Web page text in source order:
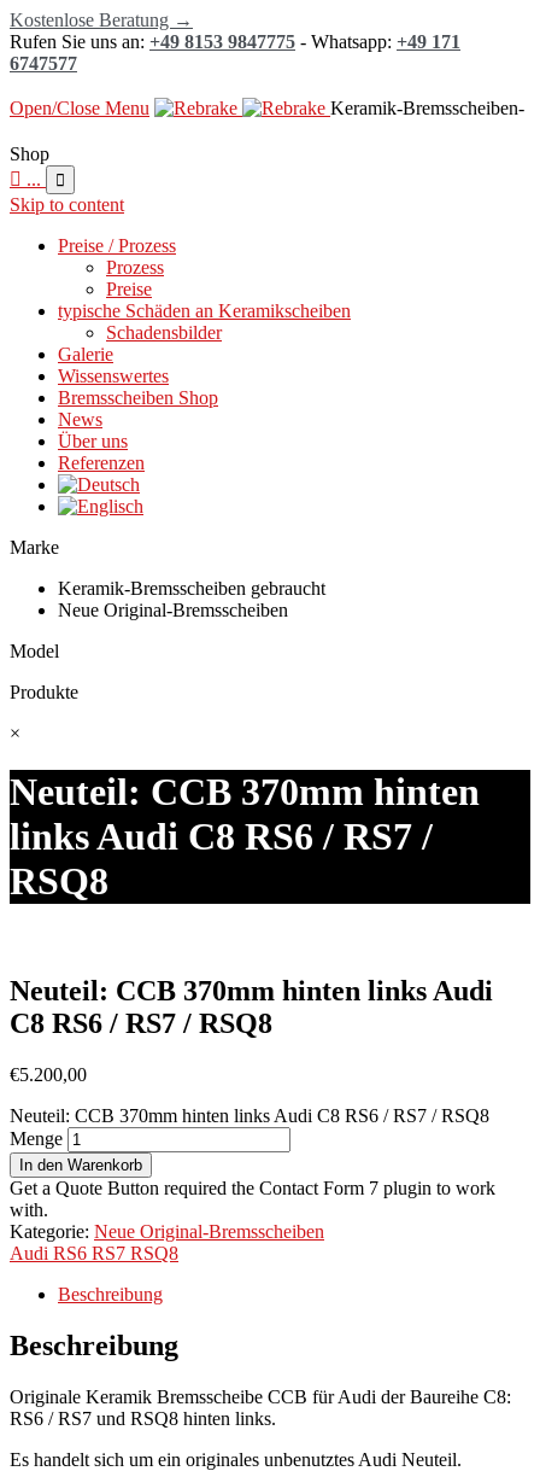
Kostenlose Beratung →
Rufen Sie uns an: +49 8153 9847775 - Whatsapp: +49 171
6747577
Open/Close Menu Keramik-Bremsscheiben-
Shop
 ... 
Skip to content
Preise / Prozess
Prozess
Preise
typische Schäden an Keramikscheiben
Schadensbilder
Galerie
Wissenswertes
Bremsscheiben Shop
News
Über uns
Referenzen
Marke
Keramik-Bremsscheiben gebraucht
Neue Original-Bremsscheiben
Model
Produkte
×
Neuteil: CCB 370mm hinten
links Audi C8 RS6 / RS7 /
RSQ8
Neuteil: CCB 370mm hinten links Audi
C8 RS6 / RS7 / RSQ8
€5.200,00
Neuteil: CCB 370mm hinten links Audi C8 RS6 / RS7 / RSQ8
Menge
In den Warenkorb
Get a Quote Button required the Contact Form 7 plugin to work
with.
Kategorie: Neue Original-Bremsscheiben
Audi RS6 RS7 RSQ8
Beschreibung
Beschreibung
Originale Keramik Bremsscheibe CCB für Audi der Baureihe C8:
RS6 / RS7 und RSQ8 hinten links.
Es handelt sich um ein originales unbenutztes Audi Neuteil.